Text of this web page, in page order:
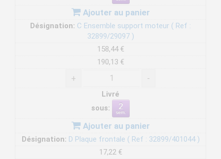
Ajouter au panier
Désignation: C Ensemble support moteur ( Ref :
32899/29097 )
158,44 €
190,13 €
+ -
Livré
sous:
Ajouter au panier
Désignation: D Plaque frontale ( Ref : 32899/401044 )
17,22 €